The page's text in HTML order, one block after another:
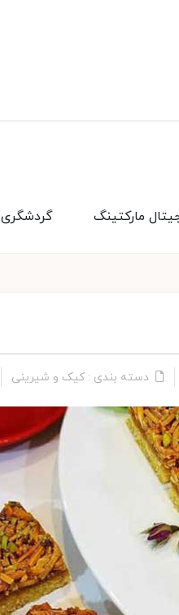
گردشگری مارکتینگ
دسته بندی : کیک و شیرینی